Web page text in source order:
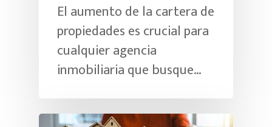
El aumento de la cartera de
propiedades es crucial para
cualquier agencia
inmobiliaria que busque…